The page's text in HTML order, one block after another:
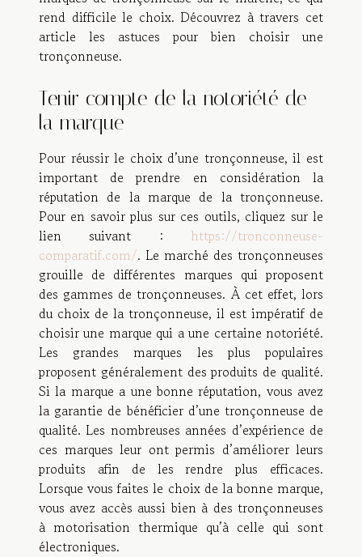
rend difficile le choix. Découvrez à travers cet
article les astuces pour bien choisir une
tronçonneuse.
Tenir compte de la notoriété de
la marque
Pour réussir le choix d’une tronçonneuse, il est
important de prendre en considération la
réputation de la marque de la tronçonneuse.
Pour en savoir plus sur ces outils, cliquez sur le
lien suivant : https://tronconneuse-
comparatif.com/. Le marché des tronçonneuses
grouille de différentes marques qui proposent
des gammes de tronçonneuses. À cet effet, lors
du choix de la tronçonneuse, il est impératif de
choisir une marque qui a une certaine notoriété.
Les grandes marques les plus populaires
proposent généralement des produits de qualité.
Si la marque a une bonne réputation, vous avez
la garantie de bénéficier d’une tronçonneuse de
qualité. Les nombreuses années d’expérience de
ces marques leur ont permis d’améliorer leurs
produits afin de les rendre plus efficaces.
Lorsque vous faites le choix de la bonne marque,
vous avez accès aussi bien à des tronçonneuses
à motorisation thermique qu’à celle qui sont
électroniques.